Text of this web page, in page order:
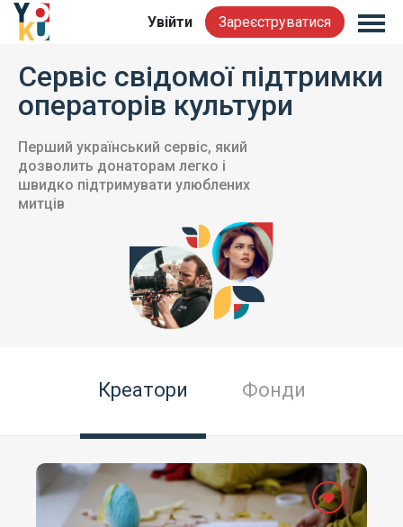
Увійти Зареєструватися
Сервіс свідомої підтримки
операторів культури
Перший український сервіс, який
дозволить донаторам легко і
швидко підтримувати улюблених
митців
Креатори Фонди